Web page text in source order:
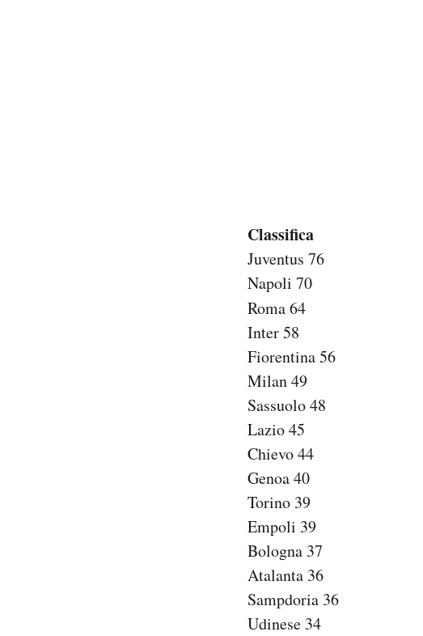
Classifica
Juventus 76
Napoli 70
Roma 64
Inter 58
Fiorentina 56
Milan 49
Sassuolo 48
Lazio 45
Chievo 44
Genoa 40
Torino 39
Empoli 39
Bologna 37
Atalanta 36
Sampdoria 36
Udinese 34